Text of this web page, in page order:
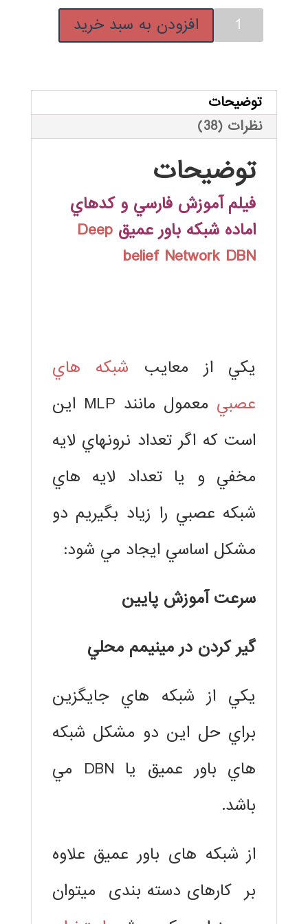
آموزش
باور
عميق
DBN
عدد
افزودن به سبد خرید
توضیحات
نظرات (38)
توضیحات
فيلم آموزش فارسي و كدهاي
اماده شبكه باور عميق Deep
belief Network DBN
يكي از معايب شبكه هاي
عصبي
معمول مانند MLP اين
است كه اگر تعداد نرونهاي لايه
مخفي و يا تعداد لايه هاي
شبكه عصبي را زياد بگيريم دو
مشكل اساسي ايجاد مي شود:
سرعت آموزش پايين
گير كردن در مينيمم محلي
يكي از شبكه هاي جايگزين
براي حل اين دو مشكل شبكه
هاي باور عميق يا DBN مي
باشد.
از شبکه های باور عمیق علاوه
بر کارهای دسته بندی ميتوان